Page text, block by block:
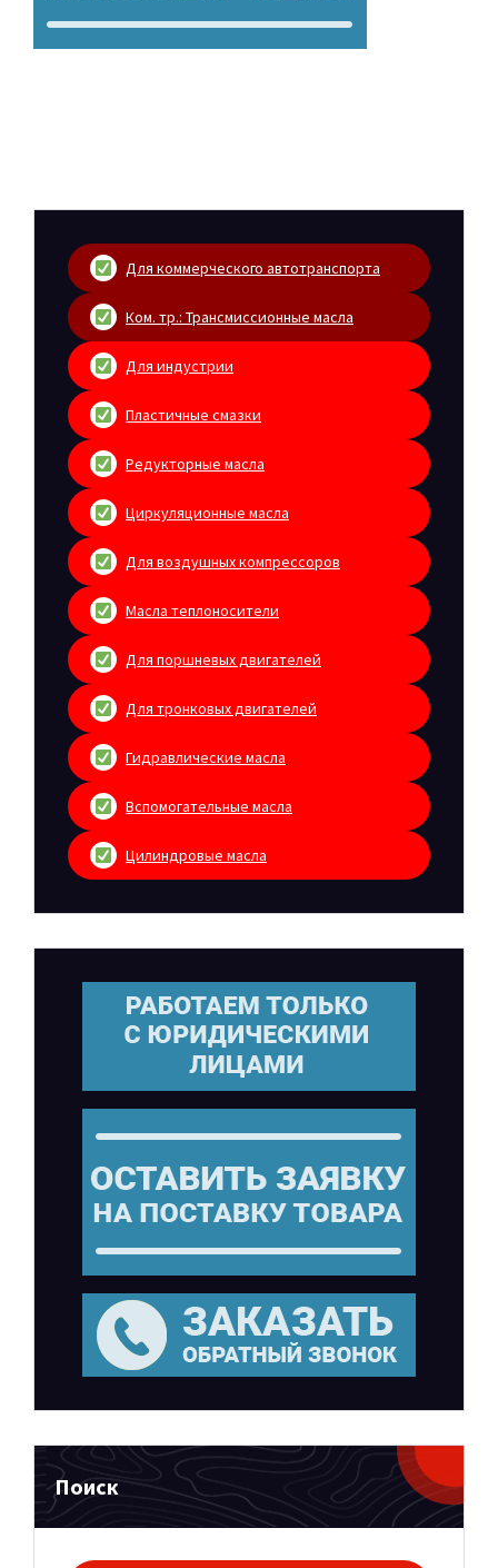
Для коммерческого автотранспорта
Ком. тр.: Трансмиссионные масла
Для индустрии
Пластичные смазки
Редукторные масла
Циркуляционные масла
Для воздушных компрессоров
Масла теплоносители
Для поршневых двигателей
Для тронковых двигателей
Гидравлические масла
Вспомогательные масла
Цилиндровые масла
Поиск